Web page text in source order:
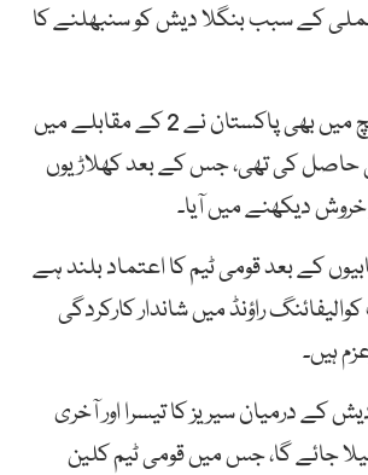
کے سبب بنگلا دیش کو سنبھلنے کا
سیریز کے پہلے میچ میں بھی پاکستان نے 2 کے مقابلے میں
حاصل کی تھی، جس کے بعد کھلاڑیوں
دیکھنے میں آیا۔
کے بعد قومی ٹیم کا اعتماد بلند ہے
راؤنڈ میں شاندار کارکردگی
ہیں۔
کے درمیان سیریز کا تیسرا اور آخری
کو کھیلا جائے گا، جس میں قومی ٹیم کلین